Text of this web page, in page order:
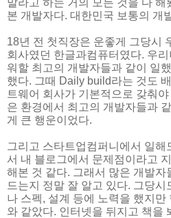
본 개발자다. 대한민국 보통의 개
18년 전 첫직장은 운좋게 그당시
회사였던 한글과컴퓨터였다. 우
워할 최고의 개발자들과 같이 일
했다. 그때 Daily build라는 것도
트웨어 회사가 기본적으로 갖춰
은 환경에서 최고의 개발자들과
게 큰 행운이었다.
그리고 스타트업컴퍼니에서 일해
서 내 블로그에서 문제점이라고
해본 것 같다. 그래서 많은 개발자
드는지 정말 잘 알고 있다. 그당시
나 스펙, 설계 등에 노력을 했지만
와 같았다. 인터넷을 뒤지고 책을